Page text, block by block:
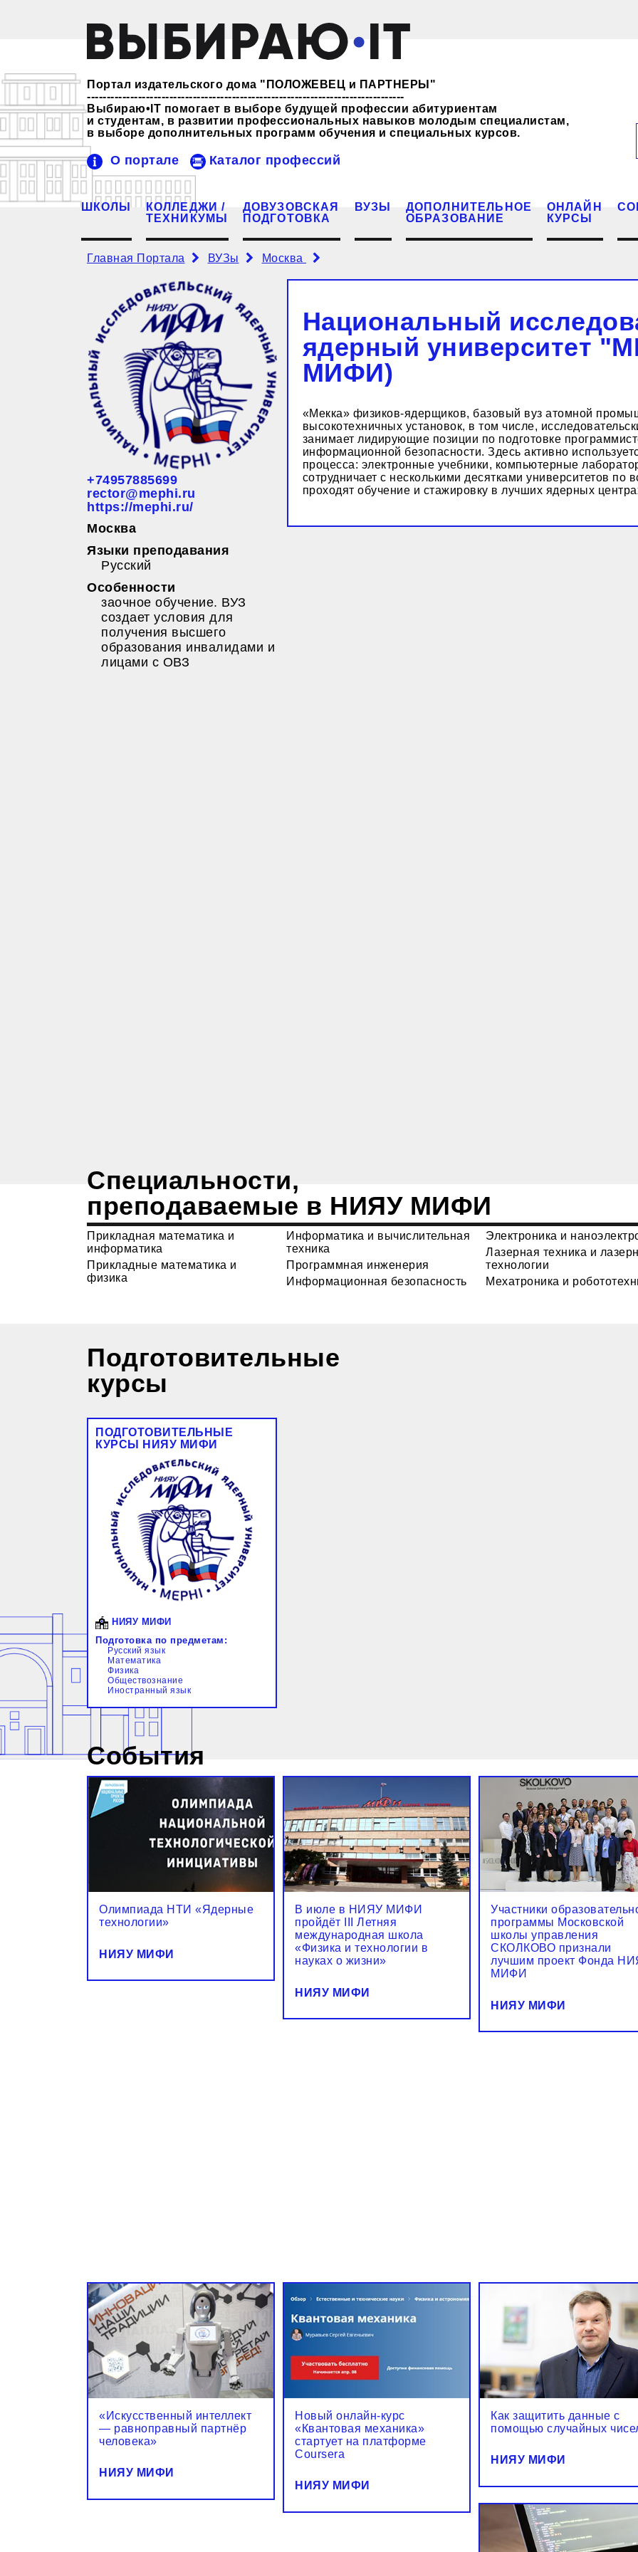
Портал издательского дома "ПОЛОЖЕВЕЦ и ПАРТНЕРЫ"
---------------------------------------------------------------------------------
Выбираю•IT помогает в выборе будущей профессии абитуриентам
и студентам, в развитии профессиональных навыков молодым специалистам,
в выборе дополнительных программ обучения и специальных курсов.
О портале Каталог профессий
ШКОЛЫ
КОЛЛЕДЖИ /
ТЕХНИКУМЫ
ДОВУЗОВСКАЯ
ПОДГОТОВКА
ВУЗЫ
ДОПОЛНИТЕЛЬНОЕ
ОБРАЗОВАНИЕ
ОНЛАЙН
КУРСЫ
Главная Портала ВУЗы Москва
+74957885699
rector@mephi.ru
https://mephi.ru/
Москва
Языки преподавания
Русский
Особенности
заочное обучение. ВУЗ
создает условия для
получения высшего
образования инвалидами и
лицами с ОВЗ
Национальный
ядерный университет
МИФИ)
«Мекка» физиков-ядерщиков, базовый вуз атомной
высокотехничных установок, в том числе,
занимает лидирующие позиции по подготовке
информационной безопасности. Здесь активно
процесса: электронные учебники, компьютерные
сотрудничает с несколькими десятками университетов по
проходят обучение и стажировку в лучших ядерных
Специальности,
преподаваемые в НИЯУ МИФИ
Прикладная математика и
информатика
Прикладные математика и
физика
Информатика и вычислительная
техника
Программная инженерия
Информационная безопасность
Электроника и
Лазерная техника и
технологии
Мехатроника и
Подготовительные
курсы
ПОДГОТОВИТЕЛЬНЫЕ
КУРСЫ НИЯУ МИФИ
НИЯУ МИФИ
Подготовка по предметам:
Русский язык
Математика
Физика
Обществознание
Иностранный язык
События
Олимпиада НТИ «Ядерные
технологии»
НИЯУ МИФИ
В июле в НИЯУ МИФИ
пройдёт III Летняя
международная школа
«Физика и технологии в
науках о жизни»
НИЯУ МИФИ
Участники
программы Московской
школы управления
СКОЛКОВО признали
лучшим проект Фонда
МИФИ
НИЯУ МИФИ
«Искусственный интеллект
— равноправный партнёр
человека»
НИЯУ МИФИ
Новый онлайн-курс
«Квантовая механика»
стартует на платформе
Coursera
НИЯУ МИФИ
Как защитить данные с
помощью случайных
НИЯУ МИФИ